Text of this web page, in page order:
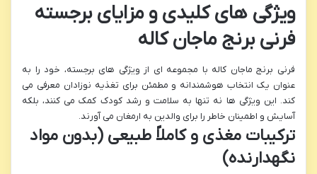
ویژگی های کلیدی و مزایای برجسته
فرنی برنج ماجان کاله
فرنی برنج ماجان کاله با مجموعه ای از ویژگی های برجسته، خود را به
عنوان یک انتخاب هوشمندانه و مطمئن برای تغذیه نوزادان معرفی می
کند. این ویژگی ها نه تنها به سلامت و رشد کودک کمک می کنند، بلکه
آسایش و اطمینان خاطر را برای والدین به ارمغان می آورند.
ترکیبات مغذی و کاملاً طبیعی (بدون مواد
نگهدارنده)